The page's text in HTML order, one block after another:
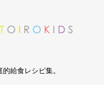
給食レシピ集。